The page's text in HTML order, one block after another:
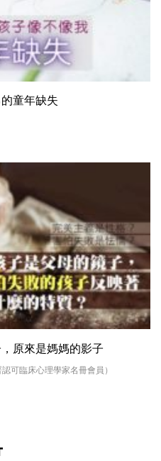
童年缺失
原來是媽媽的影子
可臨床心理學家名冊會員）